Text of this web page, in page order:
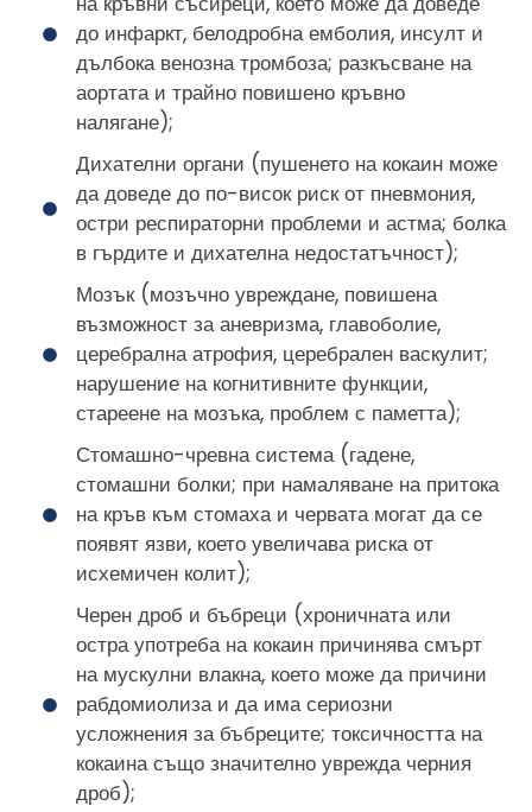
до инфаркт, белодробна емболия, инсулт и
дълбока венозна тромбоза; разкъсване на
аортата и трайно повишено кръвно
налягане);
Дихателни органи (пушенето на кокаин може
да доведе до по-висок риск от пневмония,
остри респираторни проблеми и астма; болка
в гърдите и дихателна недостатъчност);
Мозък (мозъчно увреждане, повишена
възможност за аневризма, главоболие,
церебрална атрофия, церебрален васкулит;
нарушение на когнитивните функции,
стареене на мозъка, проблем с паметта);
Стомашно-чревна система (гадене,
стомашни болки; при намаляване на притока
на кръв към стомаха и червата могат да се
появят язви, което увеличава риска от
исхемичен колит);
Черен дроб и бъбреци (хроничната или
остра употреба на кокаин причинява смърт
на мускулни влакна, което може да причини
рабдомиолиза и да има сериозни
усложнения за бъбреците; токсичността на
кокаина също значително уврежда черния
дроб);